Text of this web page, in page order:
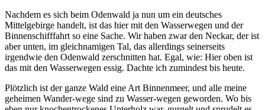
Nachdem es sich beim Odenwald ja nun um ein deutsches
Mittelgebirge handelt, ist das hier mit den Wasserwegen und der
Binnenschifffahrt so eine Sache. Wir haben zwar den Neckar, der ist
aber unten, im gleichnamigen Tal, das allerdings seinerseits
irgendwie den Odenwald zerschnitten hat. Egal, wie: Hier oben ist
das mit den Wasserwegen essig. Dachte ich zumindest bis heute.
Plötzlich ist der ganze Wald eine Art Binnenmeer, und alle meine
geheimen Wander-wege sind zu Wasser-wegen geworden. Wo bis